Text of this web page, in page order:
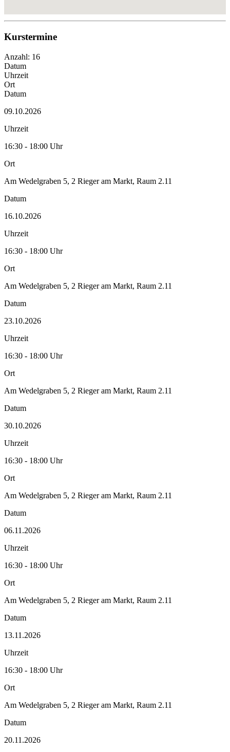
Kurstermine
Anzahl: 16
Datum
Uhrzeit
Ort
Datum
09.10.2026
Uhrzeit
16:30 - 18:00 Uhr
Ort
Am Wedelgraben 5, 2 Rieger am Markt, Raum 2.11
Datum
16.10.2026
Uhrzeit
16:30 - 18:00 Uhr
Ort
Am Wedelgraben 5, 2 Rieger am Markt, Raum 2.11
Datum
23.10.2026
Uhrzeit
16:30 - 18:00 Uhr
Ort
Am Wedelgraben 5, 2 Rieger am Markt, Raum 2.11
Datum
30.10.2026
Uhrzeit
16:30 - 18:00 Uhr
Ort
Am Wedelgraben 5, 2 Rieger am Markt, Raum 2.11
Datum
06.11.2026
Uhrzeit
16:30 - 18:00 Uhr
Ort
Am Wedelgraben 5, 2 Rieger am Markt, Raum 2.11
Datum
13.11.2026
Uhrzeit
16:30 - 18:00 Uhr
Ort
Am Wedelgraben 5, 2 Rieger am Markt, Raum 2.11
Datum
20.11.2026